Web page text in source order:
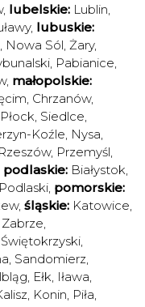
, lubelskie: Lublin,
, lubuskie:
, Nowa Sól, Żary,
, Pabianice,
, małopolskie:
, Chrzanów,
Płock, Siedlce,
Koźle, Nysa,
Rzeszów, Przemyśl,
podlaskie: Białystok,
, pomorskie:
, śląskie: Katowice,
Zabrze,
,
, Sandomierz,
, Ełk, Iława,
, Konin, Piła,